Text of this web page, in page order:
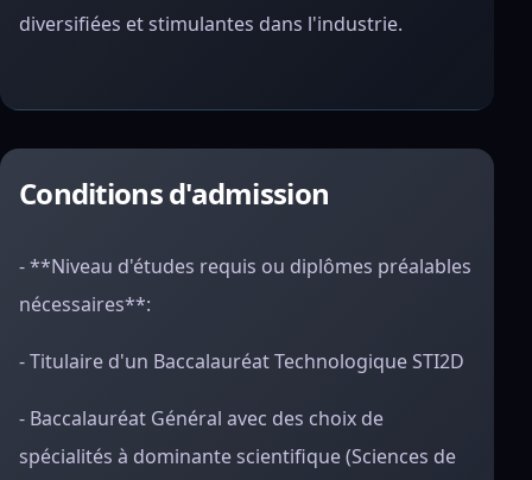
diversifiées et stimulantes dans l'industrie.
Conditions d'admission
- **Niveau d'études requis ou diplômes préalables
nécessaires**:
- Titulaire d'un Baccalauréat Technologique STI2D
- Baccalauréat Général avec des choix de
spécialités à dominante scientifique (Sciences de